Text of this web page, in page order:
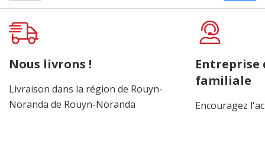
Nous livrons !
Livraison dans la région de Rouyn-
Noranda de Rouyn-Noranda
Entreprise
familiale
Encouragez